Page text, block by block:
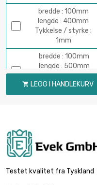
bredde : 100mm
lengde : 400mm
Tykkelse / styrke :
1mm
bredde : 100mm
lengde : 500mm
Tykkelse / styrke :
1mm
bredde : 100mm
1mm
 LEGG I HANDLEKURV
Testet kvalitet fra Tyskland